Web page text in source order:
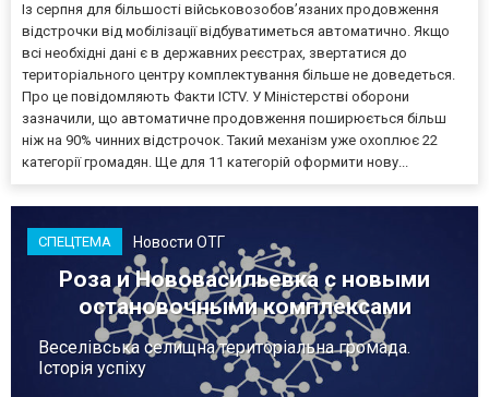
Із серпня для більшості військовозобов’язаних продовження
відстрочки від мобілізації відбуватиметься автоматично. Якщо
всі необхідні дані є в державних реєстрах, звертатися до
територіального центру комплектування більше не доведеться.
Про це повідомляють Факти ICTV. У Міністерстві оборони
зазначили, що автоматичне продовження поширюється більш
ніж на 90% чинних відстрочок. Такий механізм уже охоплює 22
категорії громадян. Ще для 11 категорій оформити нову...
СПЕЦТЕМА Новости ОТГ
Роза и Нововасильевка с новыми
остановочными комплексами
Веселівська селищна територіальна громада.
Історія успіху